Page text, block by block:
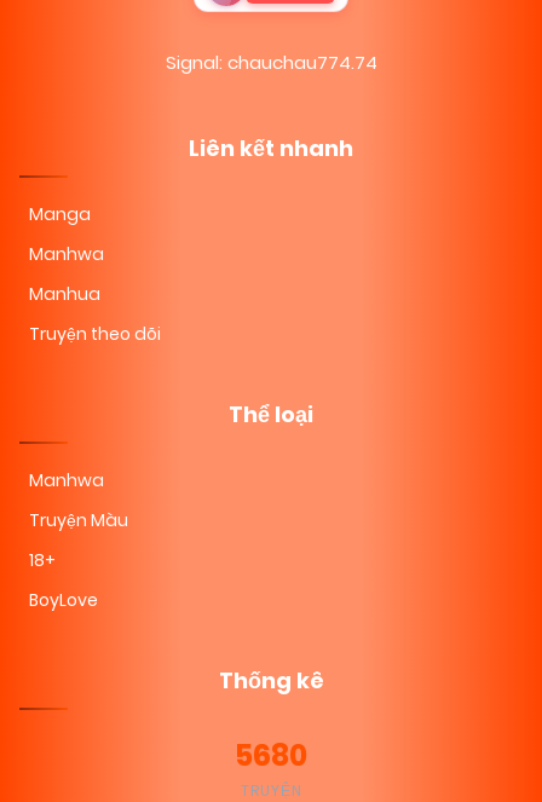
Signal: chauchau774.74
Liên kết nhanh
Manga
Manhwa
Manhua
Truyện theo dõi
Thể loại
Manhwa
Truyện Màu
18+
BoyLove
Thống kê
5680
TRUYỆN